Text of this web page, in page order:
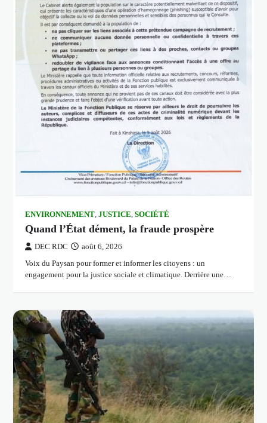
ENVIRONNEMENT ,JUSTICE ,SOCIÉTÉ
Quand l’État dément, la fraude prospère
DEC RDC août 6, 2026
Voix du Paysan pour former et informer les citoyens : un
engagement pour la justice sociale et climatique. Derrière une…